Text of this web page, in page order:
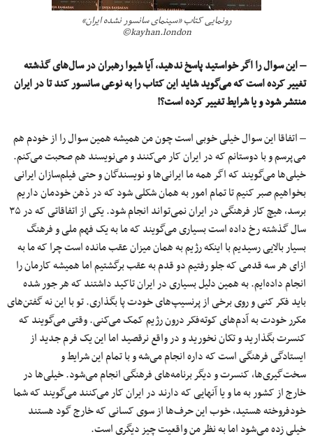
رونمایی کتاب «سینمای سانسور نشده ایران»
kayhan.london©
– این سوال را اگر خواستید پاسخ ندهید، آیا شیوا رهبران در سال‌های گذشته
تغییر کرده است که می‌گوید شاید این کتاب را به نوعی سانسور کند تا در ایران
منتشر شود و یا شرایط تغییر کرده است؟!
– اتفاقا این سوال خیلی خوبی است چون من همیشه همین سوال را از خودم هم
می‌پرسم و با دوستانم که در ایران کار می‌کنند و می‌نویسند هم صحبت می‌کنم.
خیلی‌ها می‌گویند که اگر همه‌ ما ایرانی‌ها و نویسندگان و حتی فیلم‌سازان ایرانی
بخواهیم صبر کنیم تا تمام امور به همان شکلی شود که در ذهن خودمان داریم
برسد، هیچ کار فرهنگی در ایران نمی‌تواند انجام شود. یکی از اتفاقاتی که در ۳۵
سال گذشته رخ داده است بسیاری می‌گویند که ما به یک فهم ملی و فرهنگ
بسیار بالایی رسیدیم با اینکه رژیم به همان میزان عقب مانده است چرا که ما به
ازای هر سه قدمی که جلو رفتیم دو قدم به عقب برگشتیم اما همیشه کارمان را
انجام داده‌ایم. به همین دلیل بسیاری در ایران تاکید داشتند که هر جور شده
باید فکر کنی و روی برخی از پرنسیپ‌های خودت پا بگذاری. تو با این نه گفتن‌های
مکرر خودت به آدم‌های کوته‌فکر درون رژیم کمک می‌کنی. وقتی می‌گویند که
کنسرت بگذارید و تکان نخورید و در واقع نرقصید اما این یک فرم جدید از
ایستادگی فرهنگی است که داره انجام می‌شه و با تمام این شرایط و
سخت‌گیری‌ها، کنسرت و دیگر برنامه‌های فرهنگی انجام می‌شود. خیلی‌ها در
خارج از کشور به ما و یا آنهایی که دارند در ایران کار می‌کنند می‌گویند که شما
خودفروخته هستید، خوب این حرف‌ها از سوی کسانی که خارج گود هستند
خیلی زده می‌شود اما به نظر من واقعیت چیز دیگری است.